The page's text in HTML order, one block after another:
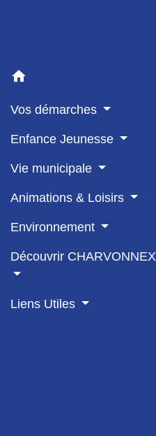
home
Vos démarches
Enfance Jeunesse
Vie municipale
Animations & Loisirs
Environnement
Découvrir CHARVONNEX
Liens Utiles